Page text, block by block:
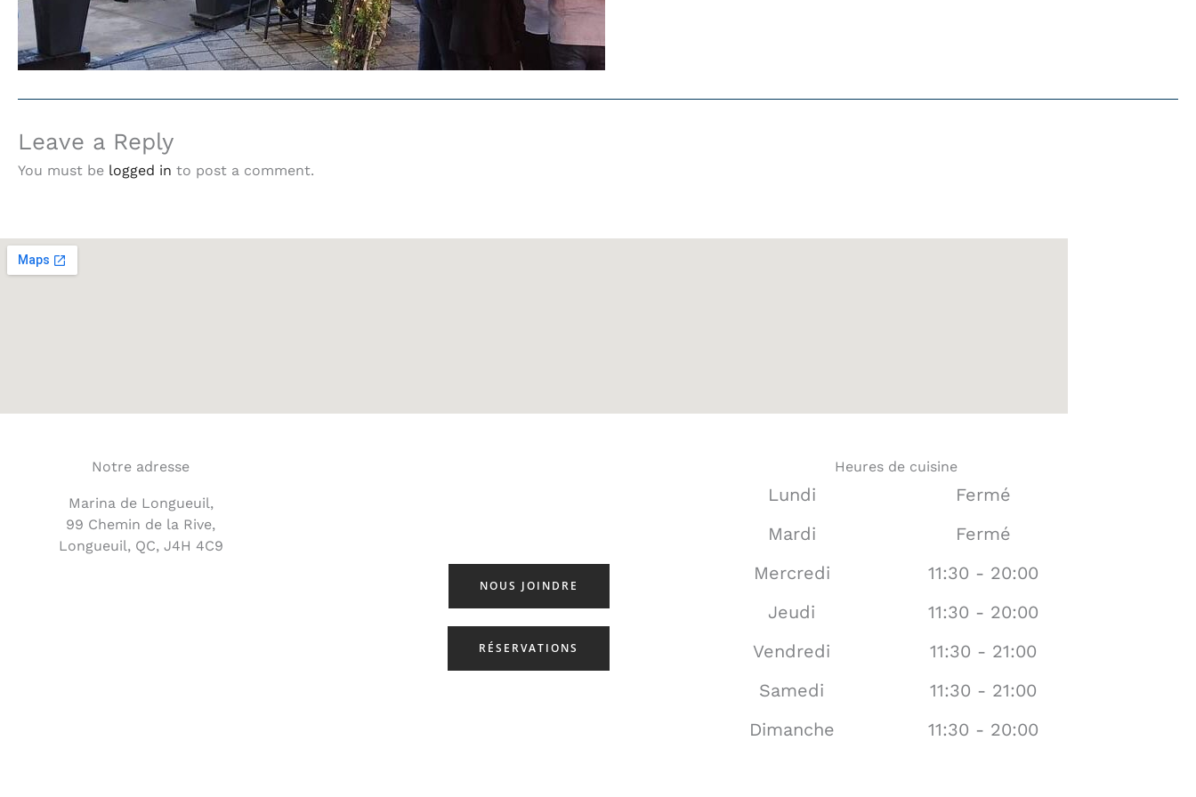
Leave a Reply
You must be logged in to post a comment.
Notre adresse
Marina de Longueuil,
99 Chemin de la Rive,
Longueuil, QC, J4H 4C9
NOUS JOINDRE
RÉSERVATIONS
Heures de cuisine
Lundi
Fermé
Mardi
Fermé
Mercredi
11:30 - 20:00
Jeudi
11:30 - 20:00
Vendredi
11:30 - 21:00
Samedi
11:30 - 21:00
Dimanche
11:30 - 20:00